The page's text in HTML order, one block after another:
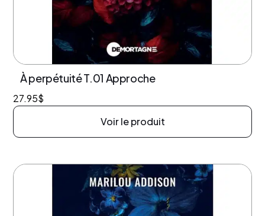
À perpétuité T.01 Approche
27.95$
Voir le produit